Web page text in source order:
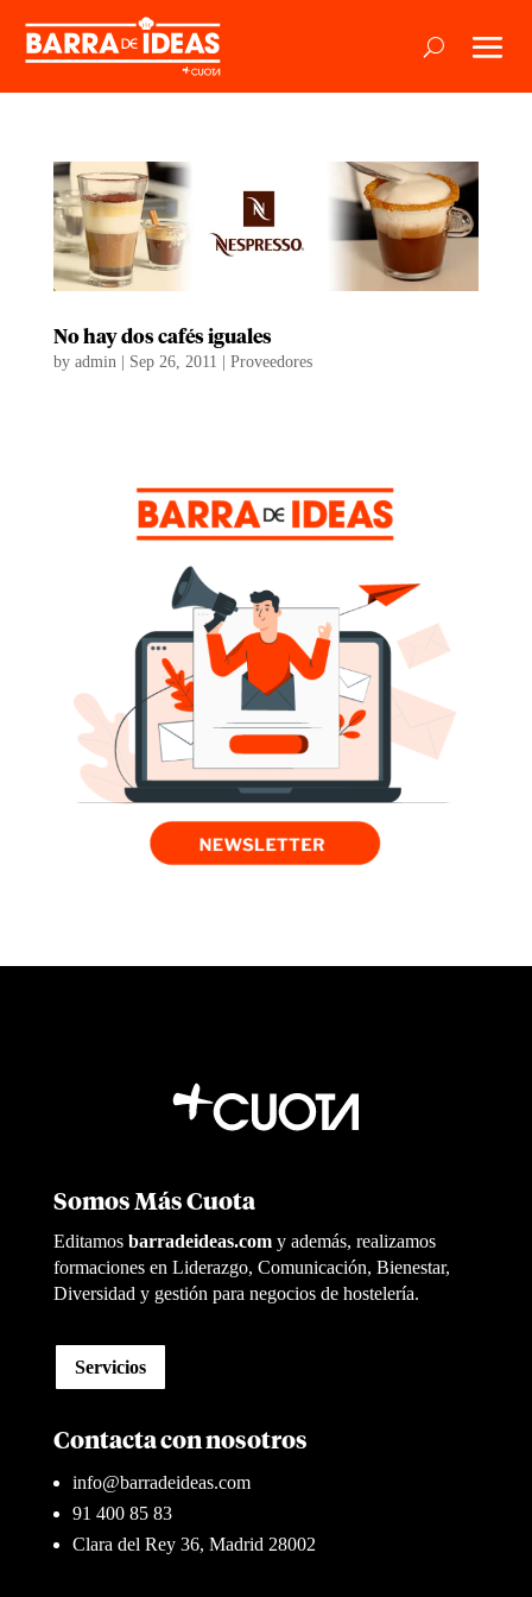
No hay dos cafés iguales
by admin| Sep 26, 2011 Proveedores
Somos Más Cuota
Editamosbarradeideas.com y además, realizamos
formaciones en Liderazgo, Comunicación, Bienestar,
Diversidad y gestión para negocios de hostelería.
Servicios
Contacta con nosotros
info@barradeideas.com
91 400 85 83
Clara del Rey 36, Madrid 28002